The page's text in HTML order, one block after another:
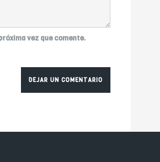
vez que comente.